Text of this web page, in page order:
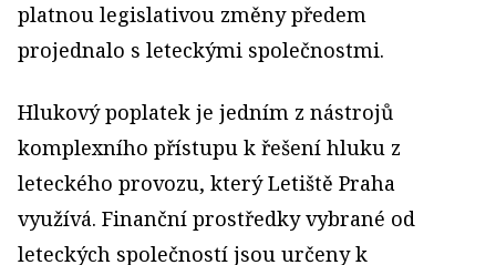
platnou legislativou změny předem
projednalo s leteckými společnostmi.
Hlukový poplatek je jedním z nástrojů
komplexního přístupu k řešení hluku z
leteckého provozu, který Letiště Praha
využívá. Finanční prostředky vybrané od
leteckých společností jsou určeny k